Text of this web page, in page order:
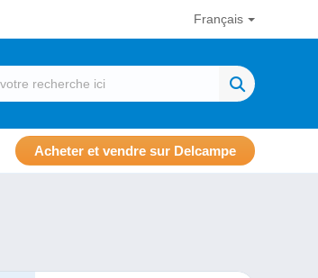
Français
Acheter et vendre sur Delcampe